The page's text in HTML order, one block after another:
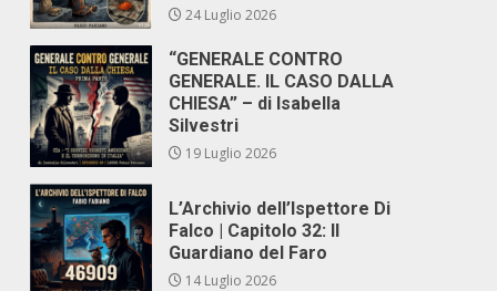
24 Luglio 2026
“GENERALE CONTRO
GENERALE. IL CASO DALLA
CHIESA” – di Isabella
Silvestri
19 Luglio 2026
L’Archivio dell’Ispettore Di
Falco | Capitolo 32: Il
Guardiano del Faro
14 Luglio 2026